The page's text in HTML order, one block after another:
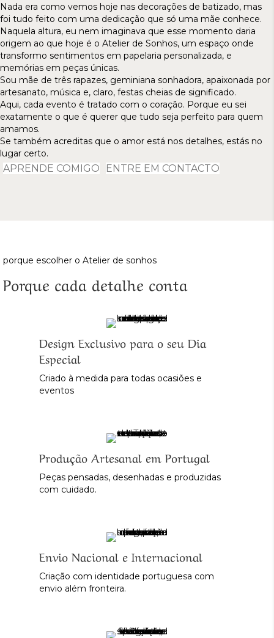
Nada era como vemos hoje nas decorações de batizado, mas
foi tudo feito com uma dedicação que só uma mãe conhece.
Naquela altura, eu nem imaginava que esse momento daria
origem ao que hoje é o Atelier de Sonhos, um espaço onde
transformo sentimentos em papelaria personalizada, e
memórias em peças únicas.
Sou mãe de três rapazes, geminiana sonhadora, apaixonada por
artesanato, música e, claro, festas cheias de significado.
Aqui, cada evento é tratado com o coração. Porque eu sei
exatamente o que é querer que tudo seja perfeito para quem
amamos.
Se também acreditas que o amor está nos detalhes, estás no
lugar certo.
APRENDE COMIGO ENTRE EM CONTACTO
porque escolher o Atelier de sonhos
Porque cada detalhe conta
Design Exclusivo para o seu Dia
Especial
Criado à medida para todas ocasiões e
eventos
Produção Artesanal em Portugal
Peças pensadas, desenhadas e produzidas
com cuidado.
Envio Nacional e Internacional
Criação com identidade portuguesa com
envio além fronteira.